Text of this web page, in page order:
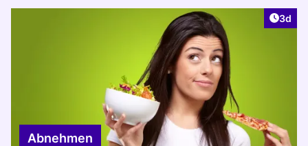
3d
Abnehmen